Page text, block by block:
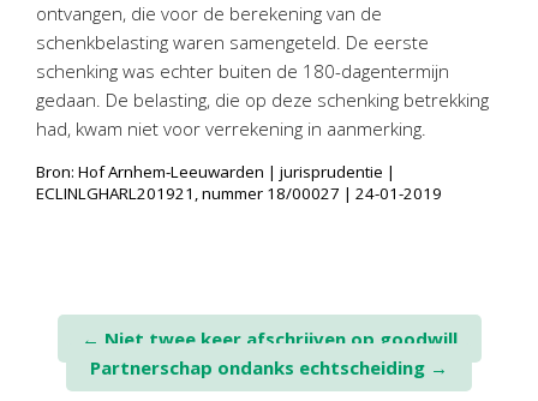
Online Salaris – Salarissen
Nextens-Accorderen aangiften
ontvangen, die voor de berekening van de
schenkbelasting waren samengeteld. De eerste
schenking was echter buiten de 180-dagentermijn
gedaan. De belasting, die op deze schenking betrekking
had, kwam niet voor verrekening in aanmerking.
Bron: Hof Arnhem-Leeuwarden | jurisprudentie |
ECLINLGHARL201921, nummer 18/00027 | 24-01-2019
navigation
← Niet twee keer afschrijven op goodwill
Partnerschap ondanks echtscheiding →